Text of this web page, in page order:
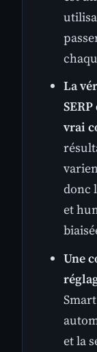
La
vrai
donc
et
Une
et la